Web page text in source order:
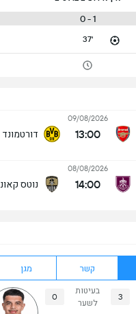
1 - 0
37'
09/08/2026
13:00 דורטמונד
08/08/2026
14:00 נוטס
קשר מגן
3
בעיטות
לשער
0